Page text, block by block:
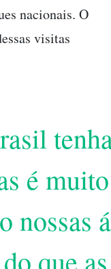
nacionais. O
visitas
é
que